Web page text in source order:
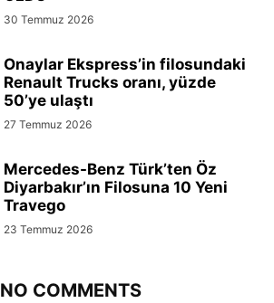
30 Temmuz 2026
Onaylar Ekspress’in filosundaki
Renault Trucks oranı, yüzde
50’ye ulaştı
27 Temmuz 2026
Mercedes-Benz Türk’ten Öz
Diyarbakır’ın Filosuna 10 Yeni
Travego
23 Temmuz 2026
NO COMMENTS